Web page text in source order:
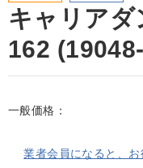
キャリアダ
162
一般価格：
業者会員になると、お